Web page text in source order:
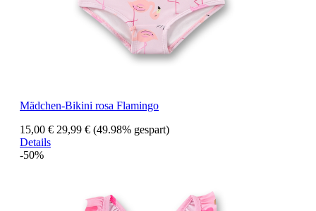
Mädchen-Bikini rosa Flamingo
15,00 € 29,99 € (49.98% gespart)
Details
-50%